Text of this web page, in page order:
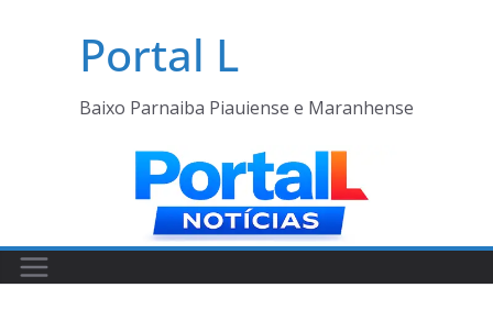
Portal L
Baixo Parnaiba Piauiense e Maranhense